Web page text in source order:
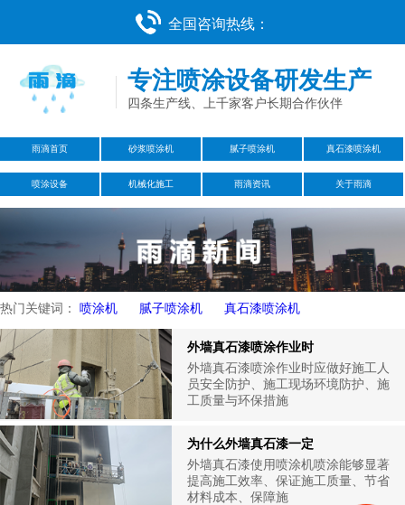
全国咨询热线：
专注喷涂设备研发生产
四条生产线、上千家客户长期合作伙伴
雨滴首页 砂浆喷涂机 腻子喷涂机 真石漆喷涂机
喷涂设备 机械化施工 雨滴资讯 关于雨滴
热门关键词： 喷涂机 腻子喷涂机 真石漆喷涂机
外墙真石漆喷涂作业时
外墙真石漆喷涂作业时应做好施工人
员安全防护、施工现场环境防护、施
工质量与环保措施
为什么外墙真石漆一定
外墙真石漆使用喷涂机喷涂能够显著
提高施工效率、保证施工质量、节省
材料成本、保障施